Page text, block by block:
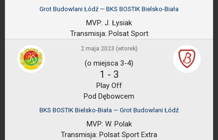
Grot Budowlani Łódź — BKS BOSTIK Bielsko-Biała
MVP: J. Łysiak
Transmisja: Polsat Sport
2 maja 2023 (wtorek)
(o miejsca 3-4)
1 - 3
Play Off
Pod Dębowcem
BKS BOSTIK Bielsko-Biała — Grot Budowlani Łódź
MVP: W. Polak
Transmisja: Polsat Sport Extra